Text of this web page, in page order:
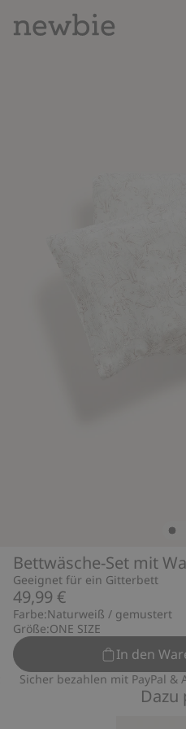
Bettwäsche-Set mit
Geeignet für ein Gitterbett
49,99 €
Farbe:Naturweiß / gemustert
Größe:ONE SIZE
In den
Sicher bezahlen mit PayPal &
Dazu